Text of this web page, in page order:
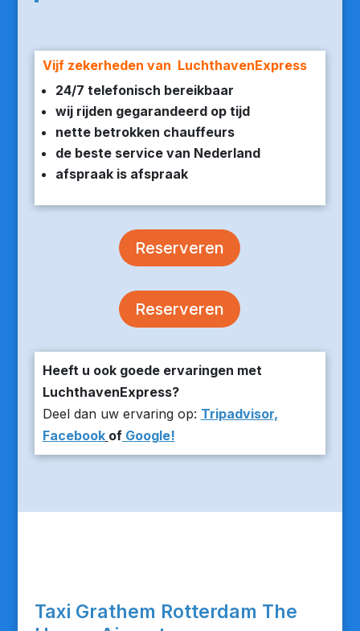
Vijf zekerheden van LuchthavenExpress
24/7 telefonisch bereikbaar
wij rijden gegarandeerd op tijd
nette betrokken chauffeurs
de beste service van Nederland
afspraak is afspraak
Reserveren
Reserveren
Heeft u ook goede ervaringen met
LuchthavenExpress?
Deel dan uw ervaring op: Tripadvisor,
Facebook ofGoogle!
Taxi Grathem Rotterdam The